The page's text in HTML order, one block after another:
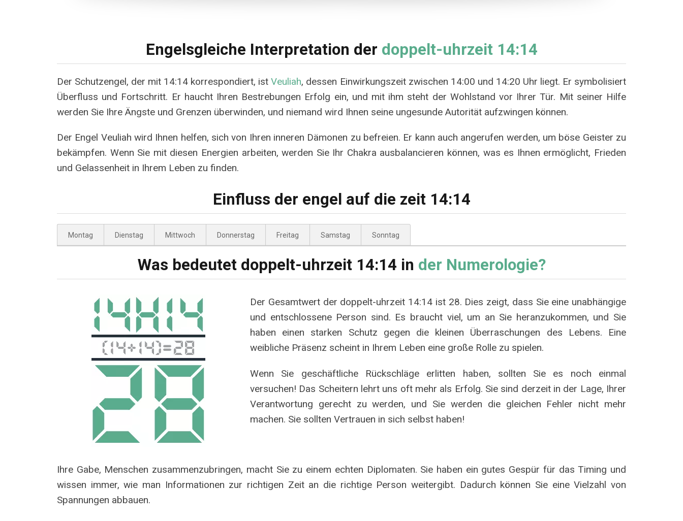
Engelsgleiche Interpretation der doppelt-uhrzeit 14:14
Der Schutzengel, der mit 14:14 korrespondiert, istVeuliah, dessen Einwirkungszeit zwischen 14:00 und 14:20 Uhr liegt. Er symbolisiert
Überfluss und Fortschritt. Er haucht Ihren Bestrebungen Erfolg ein, und mit ihm steht der Wohlstand vor Ihrer Tür. Mit seiner Hilfe
werden Sie Ihre Ängste und Grenzen überwinden, und niemand wird Ihnen seine ungesunde Autorität aufzwingen können.
Der Engel Veuliah wird Ihnen helfen, sich von Ihren inneren Dämonen zu befreien. Er kann auch angerufen werden, um böse Geister zu
bekämpfen. Wenn Sie mit diesen Energien arbeiten, werden Sie Ihr Chakra ausbalancieren können, was es Ihnen ermöglicht, Frieden
und Gelassenheit in Ihrem Leben zu finden.
Einfluss der engel auf die zeit 14:14
Montag Dienstag Mittwoch Donnerstag Freitag Samstag Sonntag
Was bedeutet doppelt-uhrzeit 14:14 in der Numerologie?
Der Gesamtwert der doppelt-uhrzeit 14:14 ist 28. Dies zeigt, dass Sie eine unabhängige
und entschlossene Person sind. Es braucht viel, um an Sie heranzukommen, und Sie
haben einen starken Schutz gegen die kleinen Überraschungen des Lebens. Eine
weibliche Präsenz scheint in Ihrem Leben eine große Rolle zu spielen.
Wenn Sie geschäftliche Rückschläge erlitten haben, sollten Sie es noch einmal
versuchen! Das Scheitern lehrt uns oft mehr als Erfolg. Sie sind derzeit in der Lage, Ihrer
Verantwortung gerecht zu werden, und Sie werden die gleichen Fehler nicht mehr
machen. Sie sollten Vertrauen in sich selbst haben!
Ihre Gabe, Menschen zusammenzubringen, macht Sie zu einem echten Diplomaten. Sie haben ein gutes Gespür für das Timing und
wissen immer, wie man Informationen zur richtigen Zeit an die richtige Person weitergibt. Dadurch können Sie eine Vielzahl von
Spannungen abbauen.